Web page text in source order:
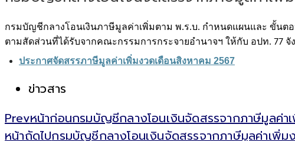
กรมบัญชีกลางโอนเงินภาษีมูลค่าเพิ่มตาม พ.ร.บ. กำหนดแผนและ ขั้นต
ตามสัดส่วนที่ได้รับจากคณะกรรมการกระจายอำนาจฯ ให้กับ อปท. 77
ประกาศจัดสรรภาษีมูลค่าเพิ่มงวดเดือนสิงหาคม 2567
ข่าวสาร
Prevหน้าก่อนกรมบัญชีกลางโอนเงินจัดสรรจากภาษีมูลค่า
หน้าถัดไปกรมบัญชีกลางโอนเงินจัดสรรจากภาษีมูลค่าเพิ่ม